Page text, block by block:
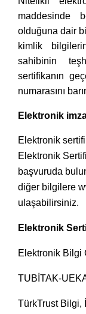
maddesinde
olduğuna dair
kimlik
sahibinin
sertifikanın
numarasını
Elektronik
Elektronik
Elektronik
başvuruda
diğer bilgilere
ulaşabilirsiniz.
Elektronik
Elektronik Bilgi
TUBİTAK-
TürkTrust Bilgi,